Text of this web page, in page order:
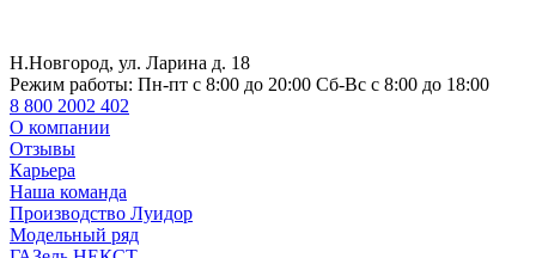
Н.Новгород, ул. Ларина д. 18
Режим работы: Пн-пт с 8:00 до 20:00 Сб-Вс с 8:00 до 18:00
8 800 2002 402
О компании
Отзывы
Карьера
Наша команда
Производство Луидор
Модельный ряд